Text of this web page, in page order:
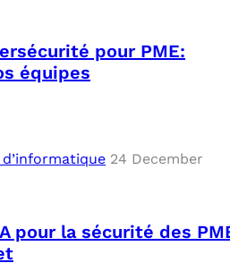
pour PME:
équipes
24 December
pour la sécurité des